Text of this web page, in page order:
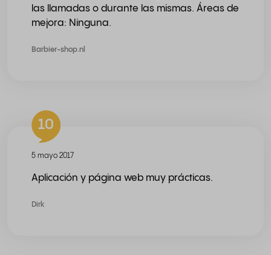
las llamadas o durante las mismas. Áreas de
mejora: Ninguna.
Barbier-shop.nl
10
5 mayo 2017
Aplicación y página web muy prácticas.
Dirk